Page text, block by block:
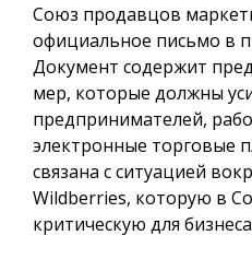
Союз продавцов
официальное письмо в
Документ содержит
мер, которые должны
предпринимателей,
электронные торговые
связана с ситуацией
Wildberries, которую в
критическую для